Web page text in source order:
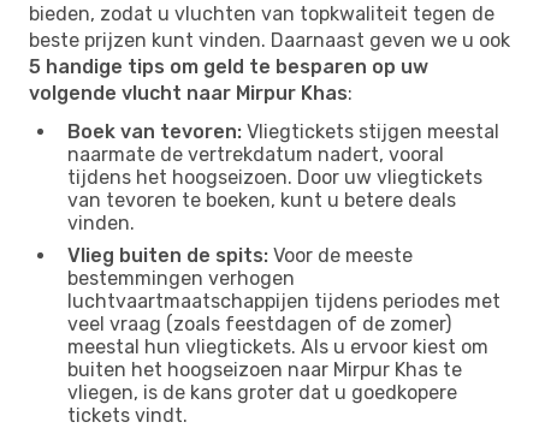
bieden, zodat u vluchten van topkwaliteit tegen de
beste prijzen kunt vinden. Daarnaast geven we u ook
5 handige tips om geld te besparen op uw
volgende vlucht naar Mirpur Khas:
Boek van tevoren: Vliegtickets stijgen meestal
naarmate de vertrekdatum nadert, vooral
tijdens het hoogseizoen. Door uw vliegtickets
van tevoren te boeken, kunt u betere deals
vinden.
Vlieg buiten de spits: Voor de meeste
bestemmingen verhogen
luchtvaartmaatschappijen tijdens periodes met
veel vraag (zoals feestdagen of de zomer)
meestal hun vliegtickets. Als u ervoor kiest om
buiten het hoogseizoen naar Mirpur Khas te
vliegen, is de kans groter dat u goedkopere
tickets vindt.